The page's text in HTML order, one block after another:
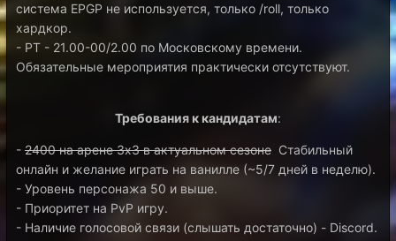
система EPGP не используется, только /roll, только
хардкор.
- РТ - 21.00-00/2.00 по Московскому времени.
Обязательные мероприятия практически отсутствуют.
Требования к кандидатам:
- 2400 на арене 3х3 в актуальном сезоне Стабильный
онлайн и желание играть на ванилле (~5/7 дней в неделю).
- Уровень персонажа 50 и выше.
- Приоритет на PvP игру.
- Наличие голосовой связи (слышать достаточно) - Discord.